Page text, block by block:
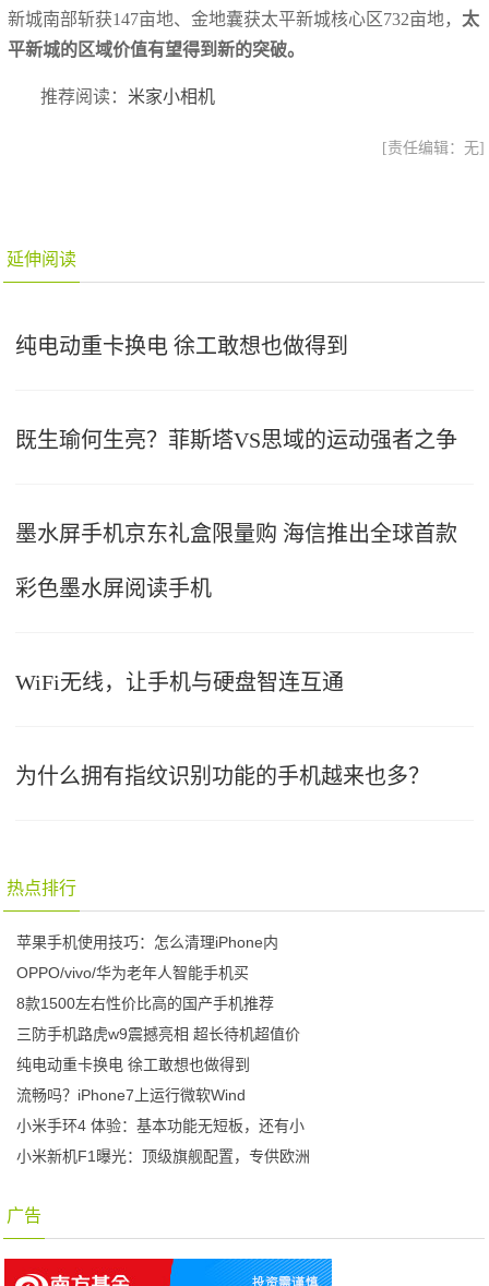
新城南部斩获147亩地、金地囊获太平新城核心区732亩地， 太
平新城的区域价值有望得到新的突破。
推荐阅读： 米家小相机
[责任编辑：无]
延伸阅读
纯电动重卡换电 徐工敢想也做得到
既生瑜何生亮？菲斯塔VS思域的运动强者之争
墨水屏手机京东礼盒限量购 海信推出全球首款
彩色墨水屏阅读手机
WiFi无线，让手机与硬盘智连互通
为什么拥有指纹识别功能的手机越来也多？
热点排行
苹果手机使用技巧：怎么清理iPhone内
OPPO/vivo/华为老年人智能手机买
8款1500左右性价比高的国产手机推荐
三防手机路虎w9震撼亮相 超长待机超值价
纯电动重卡换电 徐工敢想也做得到
流畅吗？iPhone7上运行微软Wind
小米手环4 体验：基本功能无短板，还有小
小米新机F1曝光：顶级旗舰配置，专供欧洲
广告